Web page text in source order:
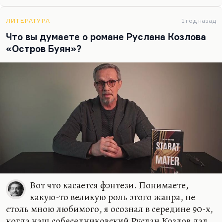
хороший писатель, но это мое субъективное
мнение. Я как раз считаю, что «Пармская
обитель» — это еще ничего, но читать «Красное и
черное» я не могу совершенно, просто потому что
мне герой резко антипатичен.
ЛИТЕРАТУРА 1 год назад
Что вы думаете о романе Руслана Козлова
«Остров Буян»?
Вот что касается фэнтези. Понимаете,
какую-то великую роль этого жанра, не
столь мною любимого, я осознал в середине 90-х,